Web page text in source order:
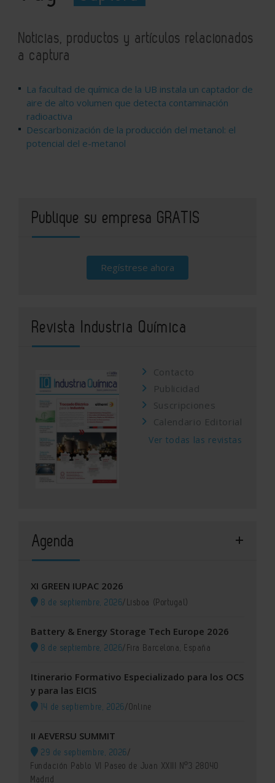
Noticias, productos y artículos relacionados
a captura
La facultad de química de la UB instala un captador de
aire de alto volumen que detecta contaminación
radioactiva
Descarbonización de la producción del metanol: el
potencial del e-metanol
Publique su empresa GRATIS
Regístrese ahora
Revista Industria Química
Contacto
Publicidad
Suscripciones
Calendario Editorial
Ver todas las revistas
Agenda
XI GREEN IUPAC 2026
8 de septiembre, 2026/Lisboa (Portugal)
Battery & Energy Storage Tech Europe 2026
8 de septiembre, 2026/Fira Barcelona, España
Itinerario Formativo Especializado para los OCS
y para las EICIS
14 de septiembre, 2026/Online
II AEVERSU SUMMIT
29 de septiembre, 2026/
Fundación Pablo VI Paseo de Juan XXIII Nº3 28040
Madrid